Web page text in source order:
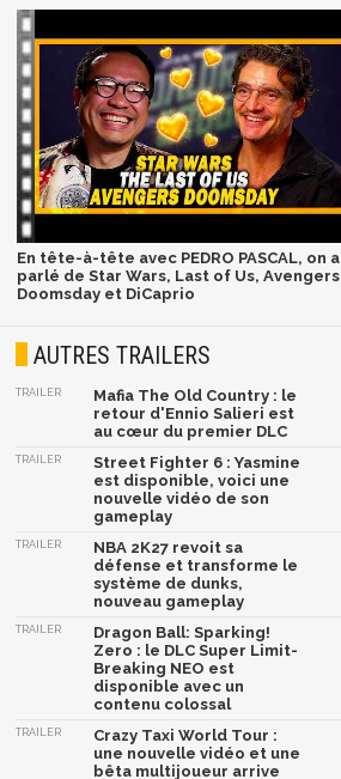
En tête-à-tête avec PEDRO PASCAL, on a
parlé de Star Wars, Last of Us, Avengers
Doomsday et DiCaprio
AUTRES TRAILERS
TRAILER
Mafia The Old Country : le
retour d'Ennio Salieri est
au cœur du premier DLC
TRAILER
Street Fighter 6 : Yasmine
est disponible, voici une
nouvelle vidéo de son
gameplay
TRAILER
NBA 2K27 revoit sa
défense et transforme le
système de dunks,
nouveau gameplay
TRAILER
Dragon Ball: Sparking!
Zero : le DLC Super Limit-
Breaking NEO est
disponible avec un
contenu colossal
TRAILER
Crazy Taxi World Tour :
une nouvelle vidéo et une
bêta multijoueur arrive